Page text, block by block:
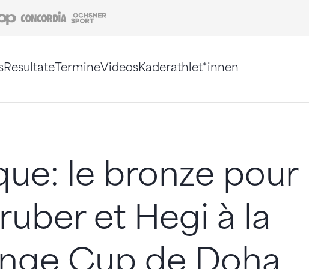
Coop Concordia
ResultateTermineVideosKaderathlet*innen
le bronze pour
et Hegi à la
Cup de Doha